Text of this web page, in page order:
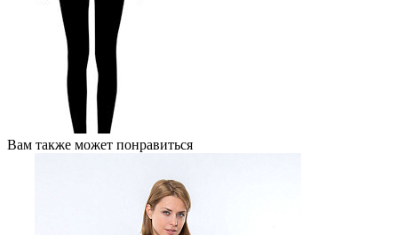
Вам также может понравиться